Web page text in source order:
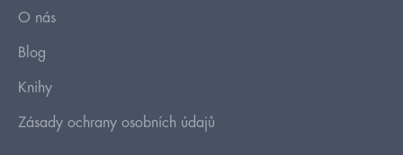
O nás
Blog
Knihy
Zásady ochrany osobních údajů